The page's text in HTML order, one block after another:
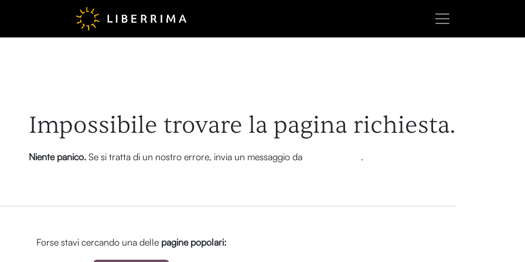
Errore 404
Impossibile trovare la pagina richiesta.
Niente panico. Se si tratta di un nostro errore, invia un messaggio da .
Forse stavi cercando una delle pagine popolari: